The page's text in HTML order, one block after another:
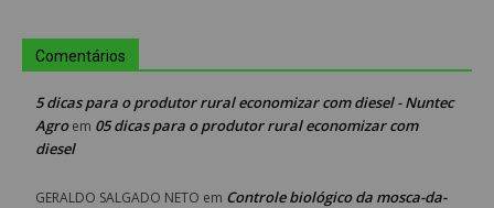
Comentários
5 dicas para o produtor rural economizar com diesel - Nuntec
Agroem 05 dicas para o produtor rural economizar com
diesel
GERALDO SALGADO NETO em Controle biológico da mosca-da-